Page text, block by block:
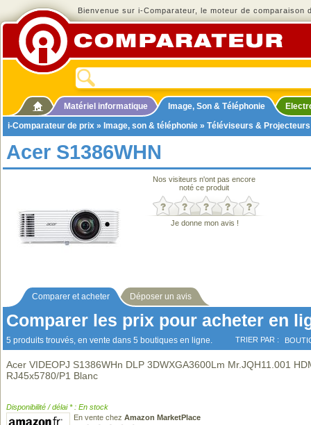
Bienvenue sur i-Comparateur, le moteur de comparaison
Matériel informatique Image, Son & Téléphonie
i-Comparateur de prix » Image, son & téléphonie » Téléviseurs & Projecteurs
Acer S1386WHN
Nos visiteurs n'ont pas encore
noté ce produit
Je donne mon avis !
Comparer et acheter Déposer un avis
Comparer les prix pour acheter en
5 produits trouvés, en vente dans 5 boutiques en ligne. TRIER PAR :
Acer VIDEOPJ S1386WHn DLP 3DWXGA3600Lm Mr.JQH11.001
RJ45x5780/P1 Blanc
Disponibilité / délai * : En stock
En vente chez Amazon MarketPlace